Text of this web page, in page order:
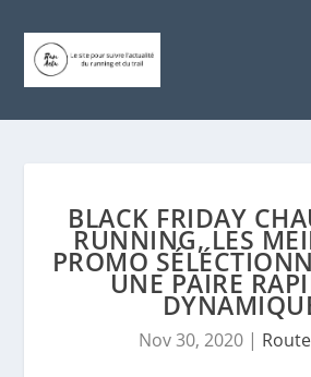
BLACK FRIDAY
RUNNING, LES
PROMO
UNE PAIRE
Nov 30, 2020| Route